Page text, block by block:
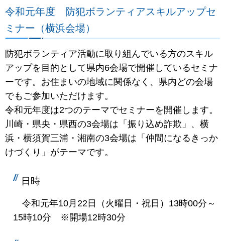
令和元年度 防犯ボランティアスキルアップセ
ミナー（横浜会場）
防犯ボランティア活動に取り組んでいる方のスキル
アップを目的として県内6会場で開催しているセミナ
ーです。お住まいの地域に関係なく、県内どの会場
でもご参加いただけます。
令和元年度は2つのテーマでセミナーを開催します。
川崎・県央・県西の3会場は「振り込め詐欺」、横
浜・横須賀三浦・湘南の3会場は「仲間になるきっか
けづくり」がテーマです。
日時
令和元年10月22日（火曜日・祝日）13時00分～
15時10分 ※開場12時30分